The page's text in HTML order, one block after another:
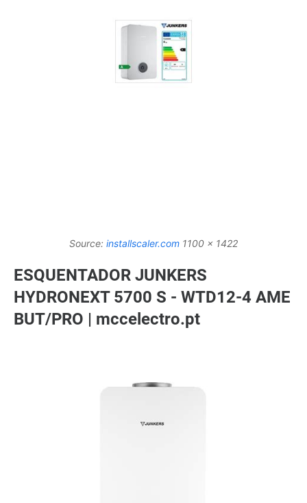
Source: installscaler.com 1100 x 1422
ESQUENTADOR JUNKERS
HYDRONEXT 5700 S - WTD12-4 AME
BUT/PRO | mccelectro.pt